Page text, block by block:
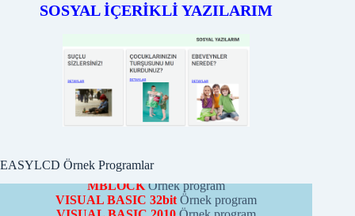
SOSYAL İÇERİKLİ YAZILARIM
EASYLCD Örnek Programlar
EASYLCD MODÜLÜ
ÖRNEK PROGRAMLARI
PICBASICÖrnek programları
PROTONBASICÖrnek program
ARDUİNO
Örnek programları
CCS-C
Örnek program
PYTHONÖrnek program
VISUAL BASIC 32bit
VISUAL BASIC 2010
WINAMPÖrnek program
KARAKTER JENERATÖR PROGRAMI
MBLOCK EASYLCD BLOKLARI,